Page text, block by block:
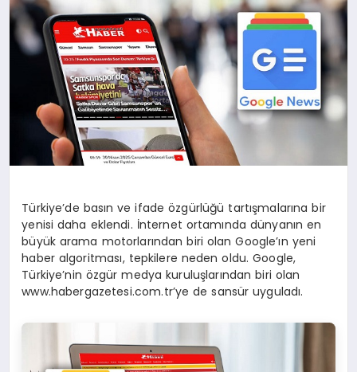
Türkiye’de basın ve ifade özgürlüğü tartışmalarına bir
yenisi daha eklendi. İnternet ortamında dünyanın en
büyük arama motorlarından biri olan Google’ın yeni
haber algoritması, tepkilere neden oldu. Google,
Türkiye’nin özgür medya kuruluşlarından biri olan
www.habergazetesi.com.tr’ye de sansür uyguladı.